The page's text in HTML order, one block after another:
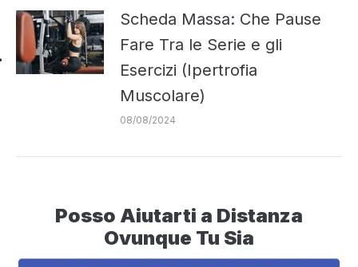
Scheda Massa: Che Pause
Fare Tra le Serie e gli
Esercizi (Ipertrofia
Muscolare)
08/08/2024
Posso Aiutarti a Distanza
Ovunque Tu Sia